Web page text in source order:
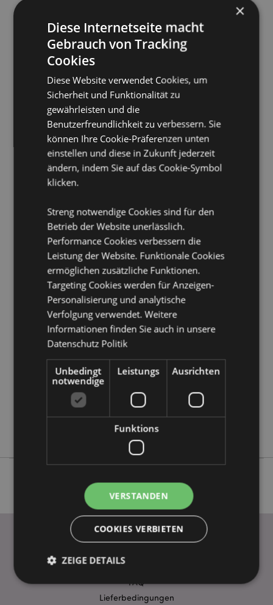
Nectar Meadows Biene Wiederverwendbare Tragetasche
Material:20% Baumwolle, 80% Polyester
Produktinformation:Dieses Produkt hat keinen
Reißverschluss und kein Futter.
Wiederverwendbar:Ja
Geeignet für Bleichmittel:
Geeignet für den Trockner:Nein
Geeignet zum Bügeln:Nein
Handwäsche
Produkttressourcen:
Möchten Sie mehr über den Einkauf bei Puckator
erfahren?Dann lesen Sie unserenLeitfaden für
Kundeninformationen.
Produktattribute
Information
Höhe 39.5cm Breite 37.5cm Tiefe 0.1cm
5055071788536
100
0.141000
Keine
Nectar Meadows
WICHTIGE INFORMATION
FAQ
Lieferbedingungen
×
Diese Internetseite macht
Gebrauch von Tracking
Cookies
Diese Website verwendet Cookies, um
Sicherheit und Funktionalität zu
gewährleisten und die
Benutzerfreundlichkeit zu verbessern. Sie
können Ihre Cookie-Präferenzen unten
einstellen und diese in Zukunft jederzeit
ändern, indem Sie auf das Cookie-Symbol
klicken.
Streng notwendige Cookies sind für den
Betrieb der Website unerlässlich.
Performance Cookies verbessern die
Leistung der Website. Funktionale Cookies
ermöglichen zusätzliche Funktionen.
Targeting Cookies werden für Anzeigen-
Personalisierung und analytische
Verfolgung verwendet. Weitere
Informationen finden Sie auch in unsere
Datenschutz Politik
Unbedingt
notwendige
Leistungs Ausrichten
Funktions
VERSTANDEN
COOKIES VERBIETEN
ZEIGE DETAILS